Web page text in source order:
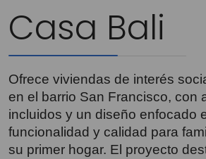
Casa Bali
Ofrece viviendas de interés
en el barrio San Francisco, con
incluidos y un diseño enfocado
funcionalidad y calidad para
su primer hogar. El proyecto